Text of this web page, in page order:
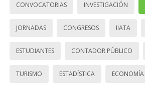
CONVOCATORIAS INVESTIGACIÓN
JORNADAS CONGRESOS IIATA
ESTUDIANTES CONTADOR PÚBLICO
TURISMO ESTADÍSTICA ECONOMÍA